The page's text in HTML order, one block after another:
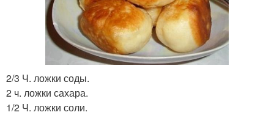
2/3 Ч. ложки соды.
2 ч. ложки сахара.
1/2 Ч. ложки соли.